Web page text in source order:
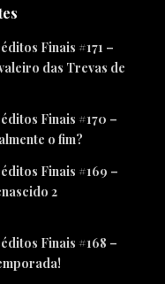
Finais #171 –
das Trevas de
Finais #170 –
o fim?
Finais #169 –
2
Finais #168 –